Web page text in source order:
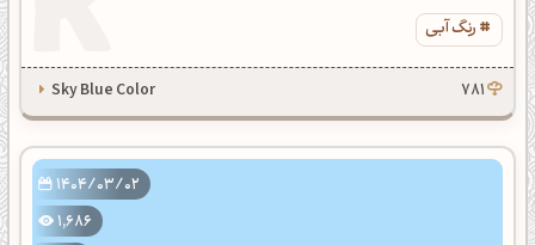
رنگ آبی
781
Sky Blue Color
1404/03/02
1,686